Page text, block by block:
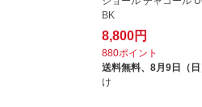
BK
8,800円
880ポイント
送料無料、 8月9日（日
け